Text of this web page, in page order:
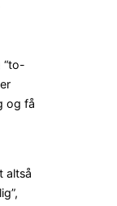
“to-
og få
altså